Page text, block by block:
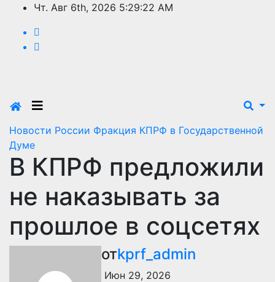
Перейти
содержимому
Чт. Авг 6th, 2026 5:29:23 AM
Новости России Фракция КПРФ в Государственной
Думе
В КПРФ предложили
не наказывать за
прошлое в соцсетях
отkprf_admin
Июн 29, 2026